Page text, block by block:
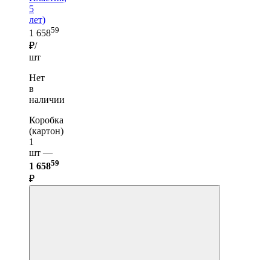
5
лет)
1 65859
₽/
шт
Нет
в
наличии
Коробка
(картон)
1
шт —
1 65859
₽